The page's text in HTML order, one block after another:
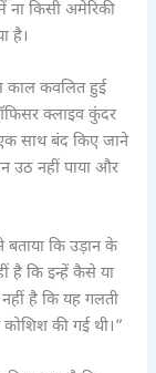
ना किसी अमेरिकी
है।
काल कवलित हुई
क्लाइव कुंदर
साथ बंद किए जाने
उठ नहीं पाया और
बताया कि उड़ान के
है कि इन्हें कैसे या
नहीं है कि यह गलती
की गई थी।”